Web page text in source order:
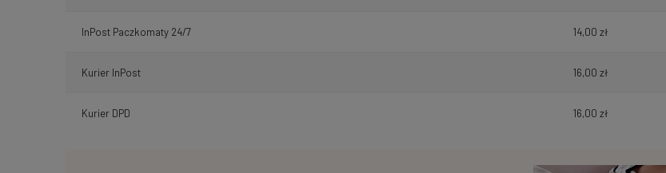
InPost Paczkomaty 24/7 14,00 zł
Kurier InPost 16,00 zł
Kurier DPD 16,00 zł